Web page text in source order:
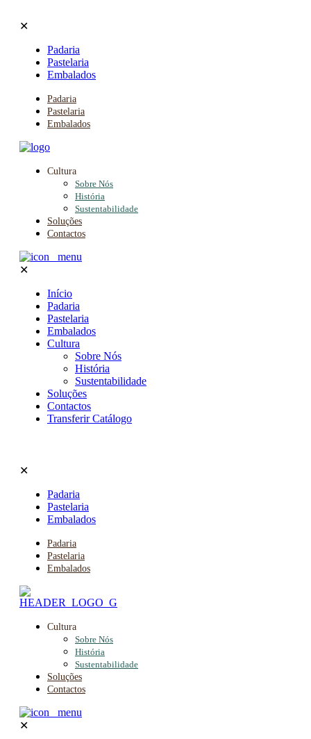
✕
Padaria
Pastelaria
Embalados
Padaria
Pastelaria
Embalados
Cultura
Sobre Nós
História
Sustentabilidade
Soluções
Contactos
✕
Início
Padaria
Pastelaria
Embalados
Cultura
Sobre Nós
História
Sustentabilidade
Soluções
Contactos
Transferir Catálogo
✕
Padaria
Pastelaria
Embalados
Padaria
Pastelaria
Embalados
Cultura
Sobre Nós
História
Sustentabilidade
Soluções
Contactos
✕